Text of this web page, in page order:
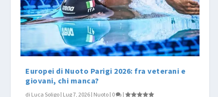
Europei di Nuoto Parigi 2026: fra veterani e
giovani, chi manca?
di Luca Soligo | Lug 7, 2026 | Nuoto | 0 |